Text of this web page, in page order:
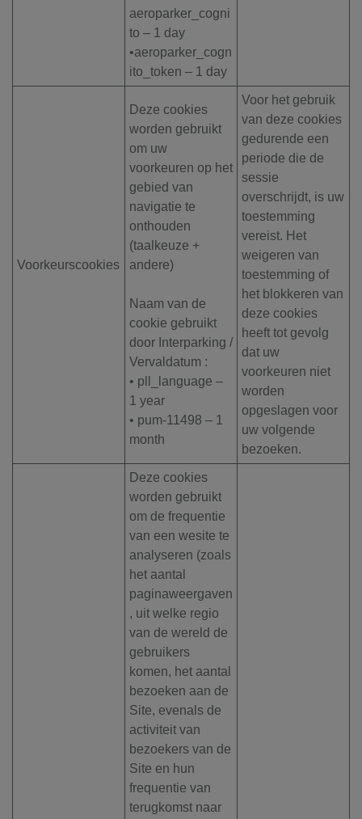
aeroparker_cogni
to – 1 day
•aeroparker_cogn
ito_token – 1 day
Voorkeurscookies
Deze cookies
worden gebruikt
om uw
voorkeuren op het
gebied van
navigatie te
onthouden
(taalkeuze +
andere)
Naam van de
cookie gebruikt
door Interparking /
Vervaldatum :
• pll_language –
1 year
• pum-11498 – 1
month
Voor het gebruik
van deze cookies
gedurende een
periode die de
sessie
overschrijdt, is uw
toestemming
vereist. Het
weigeren van
toestemming of
het blokkeren van
deze cookies
heeft tot gevolg
dat uw
voorkeuren niet
worden
opgeslagen voor
uw volgende
bezoeken.
Deze cookies
worden gebruikt
om de frequentie
van een wesite te
analyseren (zoals
het aantal
paginaweergaven
, uit welke regio
van de wereld de
gebruikers
komen, het aantal
bezoeken aan de
Site, evenals de
activiteit van
bezoekers van de
Site en hun
frequentie van
terugkomst naar